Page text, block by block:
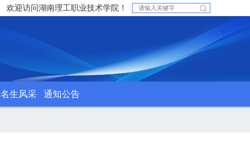
欢迎访问湖南理工职业技术学院！
名生风采 通知公告